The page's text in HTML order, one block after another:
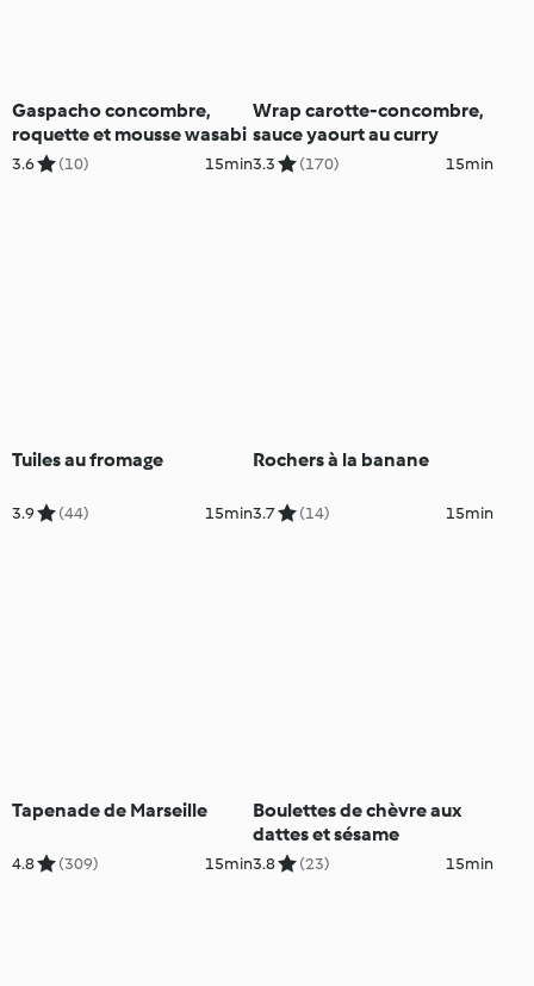
Gaspacho concombre,
roquette et mousse wasabi
3.6 (10) 15min
Wrap carotte-concombre,
sauce yaourt au curry
3.3 (170) 15min
Tuiles au fromage
3.9 (44) 15min
Rochers à la banane
3.7 (14) 15min
Tapenade de Marseille
4.8 (309) 15min
Boulettes de chèvre aux
dattes et sésame
3.8 (23) 15min